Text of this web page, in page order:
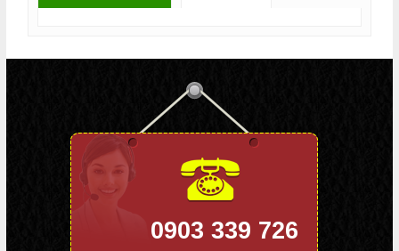
0903 339 726